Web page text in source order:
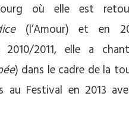
où elle est
(l’Amour) et en
2011, elle a
) dans le cadre de la
au Festival en 2013